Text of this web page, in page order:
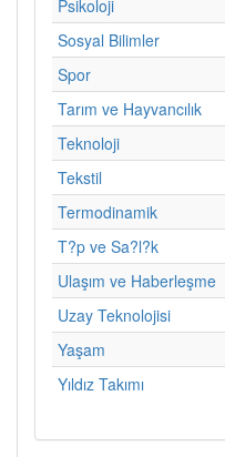
Psikoloji
Sosyal Bilimler
Spor
Tarım ve Hayvancılık
Teknoloji
Tekstil
Termodinamik
T?p ve Sa?l?k
Ulaşım ve Haberleşme
Uzay Teknolojisi
Yaşam
Yıldız Takımı